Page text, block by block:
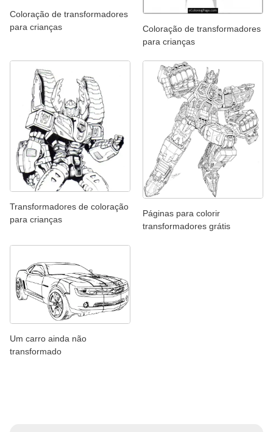
Coloração de transformadores
para crianças
Coloração de transformadores
para crianças
Transformadores de coloração
para crianças
Páginas para colorir
transformadores grátis
Um carro ainda não
transformado